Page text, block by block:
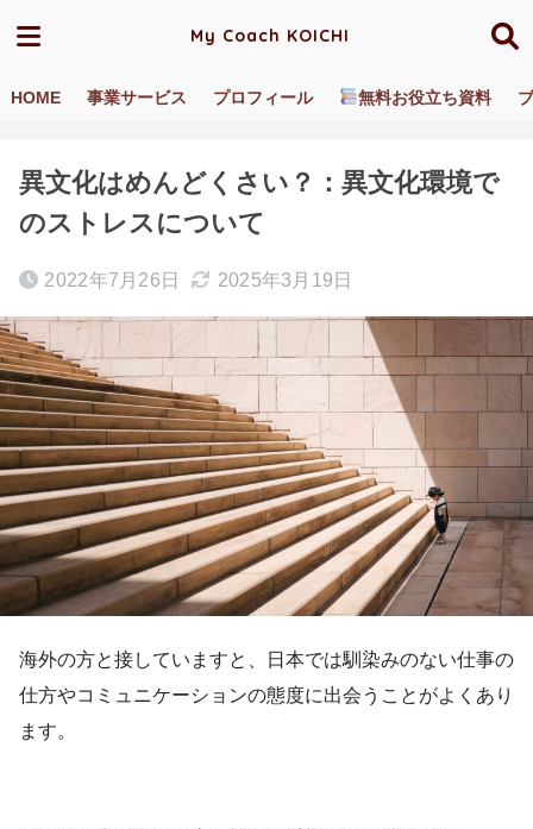
My Coach KOICHI
HOME 事業サービス プロフィール 無料お役立ち資料
ホーム ブログ／動画 異文化理解
異文化はめんどくさい？：異文化環境で
のストレスについて
2022年7月26日 2025年3月19日
海外の方と接していますと、日本では馴染みのない仕事の
仕方やコミュニケーションの態度に出会うことがよくあり
ます。